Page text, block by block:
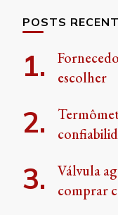
POSTS
escolher
Válvula
comprar